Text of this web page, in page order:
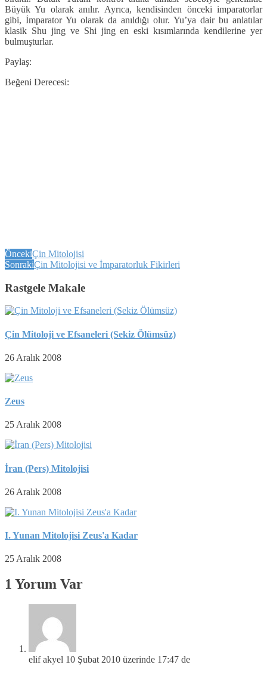
Büyük Yu olarak anılır. Ayrıca, kendisinden önceki imparatorlar
gibi, İmparator Yu olarak da anıldığı olur. Yu’ya dair bu anlatılar
klasik Shu jing ve Shi jing en eski kısımlarında kendilerine yer
bulmuşturlar.
Paylaş:
Beğeni Derecesi:
ÖncekiÇin Mitolojisi
SonrakiÇin Mitolojisi ve İmparatorluk Fikirleri
Rastgele Makale
Çin Mitoloji ve Efsaneleri (Sekiz Ölümsüz)
26 Aralık 2008
Zeus
25 Aralık 2008
İran (Pers) Mitolojisi
26 Aralık 2008
I. Yunan Mitolojisi Zeus'a Kadar
25 Aralık 2008
1 Yorum Var
elif akyel 10 Şubat 2010 üzerinde 17:47 de